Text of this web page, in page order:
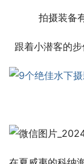
拍摄装备
跟着小潜客的